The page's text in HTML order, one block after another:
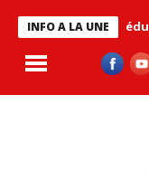
INFO A LA UNE
éducatives